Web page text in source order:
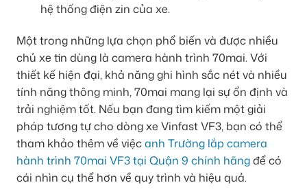
hệ thống điện zin của xe.
Một trong những lựa chọn phổ biến và được nhiều
chủ xe tin dùng là camera hành trình 70mai. Với
thiết kế hiện đại, khả năng ghi hình sắc nét và nhiều
tính năng thông minh, 70mai mang lại sự ổn định và
trải nghiệm tốt. Nếu bạn đang tìm kiếm một giải
pháp tương tự cho dòng xe Vinfast VF3, bạn có thể
tham khảo thêm về việcanh Trường lắp camera
hành trình 70mai VF3 tại Quận 9 chính hãngđể có
cái nhìn cụ thể hơn về quy trình và hiệu quả.